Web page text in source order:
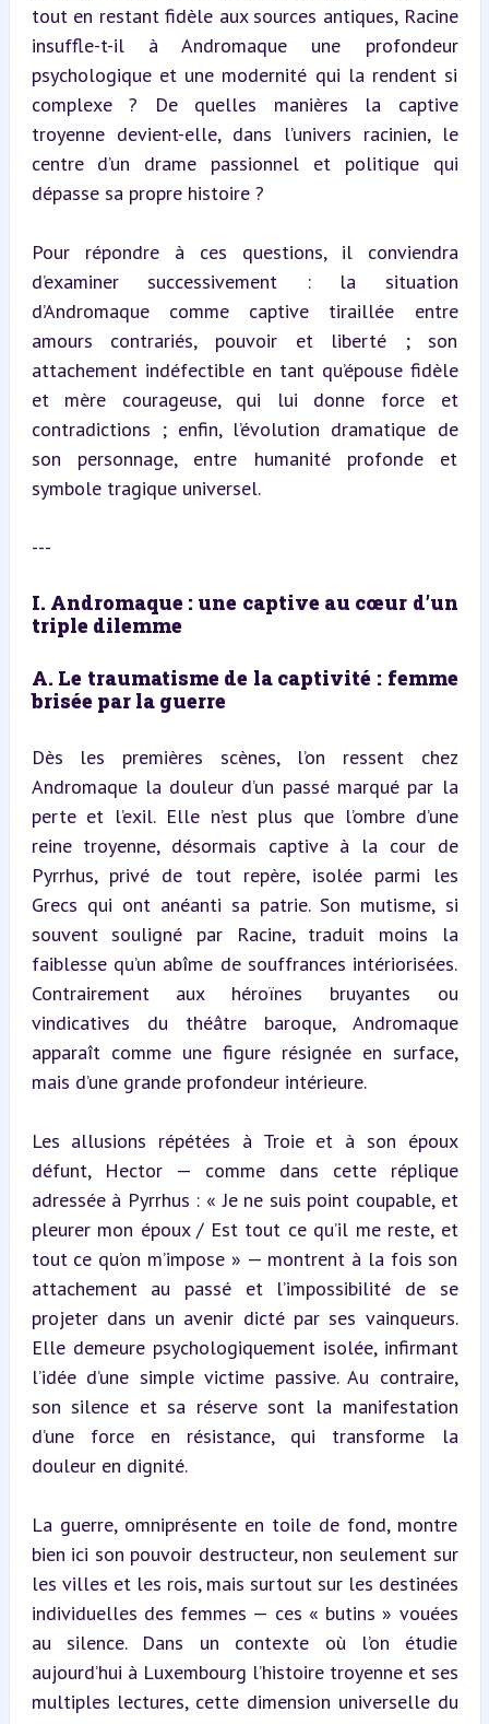
tout en restant fidèle aux sources antiques, Racine
insuffle-t-il à Andromaque une profondeur
psychologique et une modernité qui la rendent si
complexe ? De quelles manières la captive
troyenne devient-elle, dans l’univers racinien, le
centre d’un drame passionnel et politique qui
dépasse sa propre histoire ?
Pour répondre à ces questions, il conviendra
d’examiner successivement : la situation
d’Andromaque comme captive tiraillée entre
amours contrariés, pouvoir et liberté ; son
attachement indéfectible en tant qu’épouse fidèle
et mère courageuse, qui lui donne force et
contradictions ; enfin, l’évolution dramatique de
son personnage, entre humanité profonde et
symbole tragique universel.
---
I. Andromaque : une captive au cœur d’un
triple dilemme
A. Le traumatisme de la captivité : femme
brisée par la guerre
Dès les premières scènes, l’on ressent chez
Andromaque la douleur d’un passé marqué par la
perte et l’exil. Elle n’est plus que l’ombre d’une
reine troyenne, désormais captive à la cour de
Pyrrhus, privé de tout repère, isolée parmi les
Grecs qui ont anéanti sa patrie. Son mutisme, si
souvent souligné par Racine, traduit moins la
faiblesse qu’un abîme de souffrances intériorisées.
Contrairement aux héroïnes bruyantes ou
vindicatives du théâtre baroque, Andromaque
apparaît comme une figure résignée en surface,
mais d’une grande profondeur intérieure.
Les allusions répétées à Troie et à son époux
défunt, Hector — comme dans cette réplique
adressée à Pyrrhus : « Je ne suis point coupable, et
pleurer mon époux / Est tout ce qu’il me reste, et
tout ce qu’on m’impose » — montrent à la fois son
attachement au passé et l’impossibilité de se
projeter dans un avenir dicté par ses vainqueurs.
Elle demeure psychologiquement isolée, infirmant
l’idée d’une simple victime passive. Au contraire,
son silence et sa réserve sont la manifestation
d’une force en résistance, qui transforme la
douleur en dignité.
La guerre, omniprésente en toile de fond, montre
bien ici son pouvoir destructeur, non seulement sur
les villes et les rois, mais surtout sur les destinées
individuelles des femmes — ces « butins » vouées
au silence. Dans un contexte où l’on étudie
aujourd’hui à Luxembourg l’histoire troyenne et ses
multiples lectures, cette dimension universelle du